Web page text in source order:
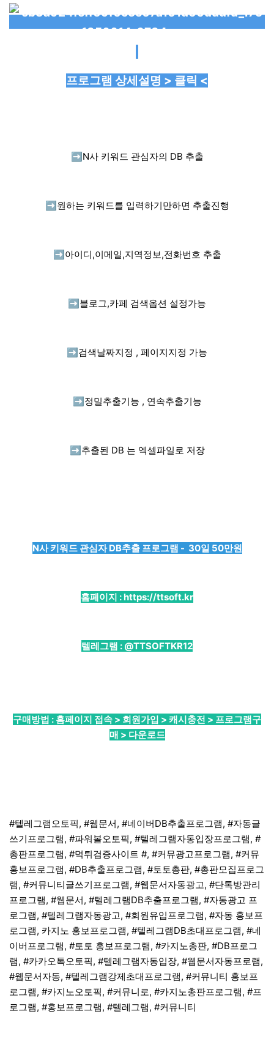
프로그램 상세설명 > 클릭 <
➡️ N사 키워드 관심자의 DB 추출
➡️ 원하는 키워드를 입력하기만하면 추출진행
➡️ 아이디,이메일,지역정보,전화번호 추출
➡️ 블로그,카페 검색옵션 설정가능
➡️ 검색날짜지정 , 페이지지정 가능
➡️ 정밀추출기능 , 연속추출기능
➡️ 추출된 DB 는 엑셀파일로 저장
N사 키워드 관심자 DB추출 프로그램 - 30일 50만원
홈페이지 :https://ttsoft.kr
텔레그램 : @TTSOFTKR12
구매방법 : 홈페이지 접속 > 회원가입 > 캐시충전 > 프로그램구
매 > 다운로드
#텔레그램오토픽, #웹문서, #네이버DB추출프로그램, #자동글
쓰기프로그램, #파워볼오토픽, #텔레그램자동입장프로그램, #
총판프로그램, #먹튀검증사이트 #, #커뮤광고프로그램, #커뮤
홍보프로그램, #DB추출프로그램, #토토총판, #총판모집프로그
램, #커뮤니티글쓰기프로그램, #웹문서자동광고, #단톡방관리
프로그램, #웹문서, #텔레그램DB추출프로그램, #자동광고 프
로그램, #텔레그램자동광고, #회원유입프로그램, #자동 홍보프
로그램, 카지노 홍보프로그램, #텔레그램DB초대프로그램, #네
이버프로그램, #토토 홍보프로그램, #카지노총판, #DB프로그
램, #카카오톡오토픽, #텔레그램자동입장, #웹문서자동프로램,
#웹문서자동, #텔레그램강제초대프로그램, #커뮤니티 홍보프
로그램, #카지노오토픽, #커뮤니로, #카지노총판프로그램, #프
로그램, #홍보프로그램, #텔레그램, #커뮤니티